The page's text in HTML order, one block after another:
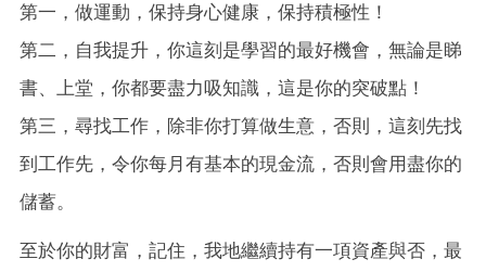
第一，做運動，保持身心健康，保持積極性！
第二，自我提升，你這刻是學習的最好機會，無論是睇
書、上堂，你都要盡力吸知識，這是你的突破點！
第三，尋找工作，除非你打算做生意，否則，這刻先找
到工作先，令你每月有基本的現金流，否則會用盡你的
儲蓄。
至於你的財富，記住，我地繼續持有一項資產與否，最